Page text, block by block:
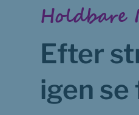
Holdbare
Efter
igen